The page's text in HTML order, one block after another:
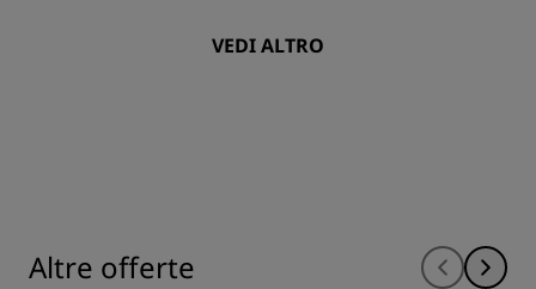
VEDI ALTRO
Altre offerte